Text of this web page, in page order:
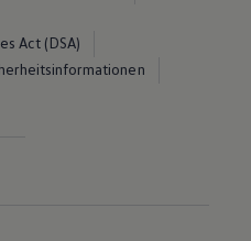
Act (DSA)